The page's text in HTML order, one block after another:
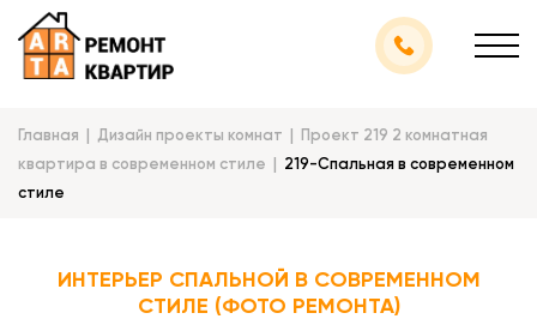
Главная Дизайн проекты комнат
Проект 219 2 комнатная
квартира в современном стиле
219-Спальная в современном
стиле
ИНТЕРЬЕР СПАЛЬНОЙ В СОВРЕМЕННОМ
СТИЛЕ (ФОТО РЕМОНТА)